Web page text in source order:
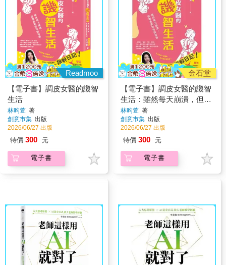
Readmoo
【電子書】調皮女醫的譏智
生活
林昀萱 著
創意市集 出版
2026/06/27 出版
特價 300 元
電子書
金石堂
【電子書】調皮女醫的譏智
生活：雖然每天崩潰，但還
是要堅持諧音魂
林昀萱 著
創意市集 出版
2026/06/27 出版
特價 300 元
電子書